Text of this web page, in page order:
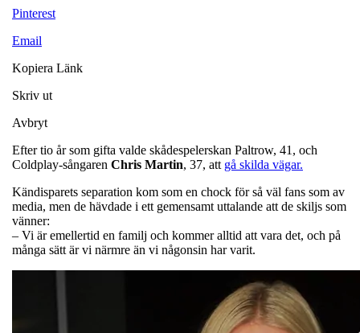
Pinterest
Email
Kopiera Länk
Skriv ut
Avbryt
Efter tio år som gifta valde skådespelerskan Paltrow, 41, och
Coldplay-sångaren Chris Martin, 37, att gå skilda vägar.
Kändisparets separation kom som en chock för så väl fans som av
media, men de hävdade i ett gemensamt uttalande att de skiljs som
vänner:
– Vi är emellertid en familj och kommer alltid att vara det, och på
många sätt är vi närmre än vi någonsin har varit.